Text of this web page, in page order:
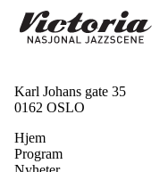
Karl Johans gate 35
0162 OSLO
Hjem
Program